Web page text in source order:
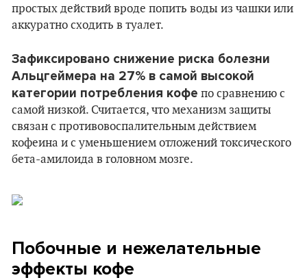
простых действий вроде попить воды из чашки или
аккуратно сходить в туалет.
Зафиксировано снижение риска болезни
Альцгеймера на 27% в самой высокой
категории потребления кофе по сравнению с
самой низкой. Считается, что механизм защиты
связан с противовоспалительным действием
кофеина и с уменьшением отложений токсического
бета-амилоида в головном мозге.
Побочные и нежелательные
эффекты кофе